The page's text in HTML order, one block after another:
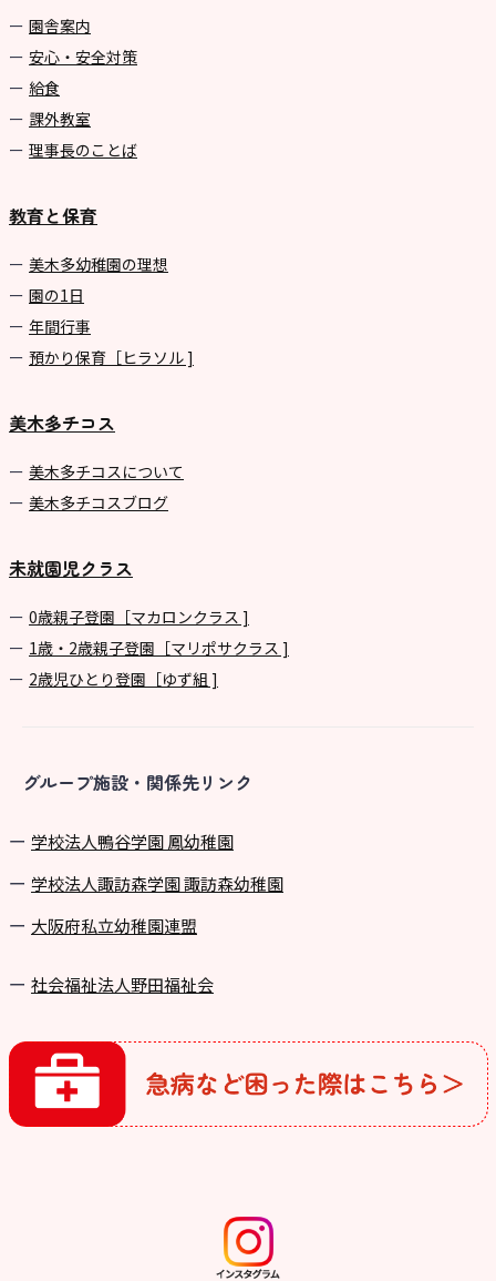
園舎案内
安心・安全対策
給食
課外教室
理事長のことば
教育と保育
美⽊多幼稚園の理想
園の1⽇
年間⾏事
預かり保育［ヒラソル ]
美木多チコス
美⽊多チコスについて
美⽊多チコスブログ
未就園児クラス
0歳親子登園［マカロンクラス ]
1歳・2歳親子登園［マリポサクラス ]
2歳児ひとり登園［ゆず組 ]
グループ施設・関係先リンク
学校法⼈鴨⾕学園 鳳幼稚園
学校法⼈諏訪森学園 諏訪森幼稚園
⼤阪府私⽴幼稚園連盟
社会福祉法人野田福祉会
⼤阪府私⽴幼稚園連盟
社会福祉法人野田福祉会